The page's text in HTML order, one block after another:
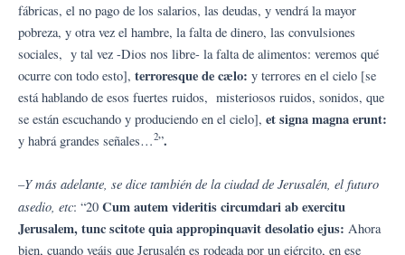
fábricas, el no pago de los salarios, las deudas, y vendrá la mayor
pobreza, y otra vez el hambre, la falta de dinero, las convulsiones
sociales, y tal vez -Dios nos libre- la falta de alimentos: veremos qué
ocurre con todo esto], terroresque de cælo: y terrores en el cielo [se
está hablando de esos fuertes ruidos, misteriosos ruidos, sonidos, que
se están escuchando y produciendo en el cielo], et signa magna erunt:
y habrá grandes señales…2”.
–Y más adelante, se dice también de la ciudad de Jerusalén, el futuro
asedio, etc: “20 Cum autem videritis circumdari ab exercitu
Jerusalem, tunc scitote quia appropinquavit desolatio ejus: Ahora
bien, cuando veáis que Jerusalén es rodeada por un ejército, en ese